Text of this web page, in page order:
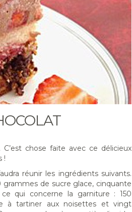
chose faite avec ce délicieux
!
réunir les ingrédients suivants.
grammes de sucre glace, cinquante
qui concerne la garniture : 150
à tartiner aux noisettes et vingt